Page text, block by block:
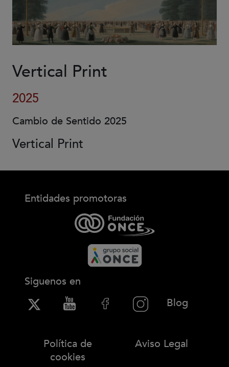
Vertical Print
2025
Cambio de Sentido 2025
Vertical Print
Entidades promotoras
Siguenos en
Blog
Política de
cookies
Aviso Legal